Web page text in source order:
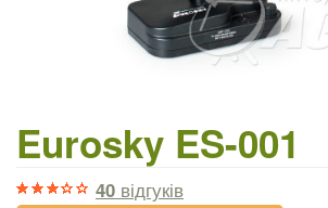
Eurosky ES-001
40 відгуків